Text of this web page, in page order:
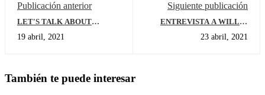
Publicación anterior
LET'S TALK ABOUT
19 abril, 2021
Siguiente publicación
ENTREVISTA A WILLIE
INTERNACIONAL DE
23 abril, 2021
También te puede interesar